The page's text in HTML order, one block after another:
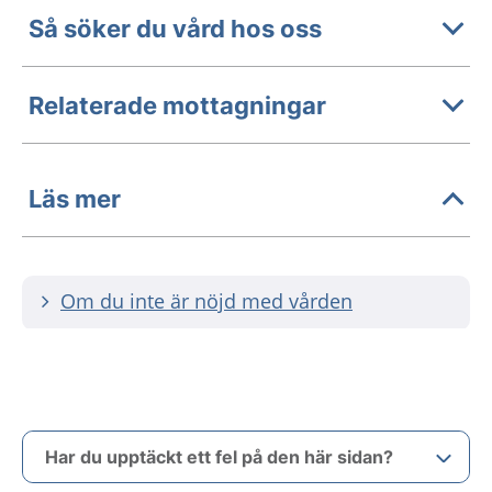
Så söker du vård hos oss
Relaterade mottagningar
Läs mer
Om du inte är nöjd med vården
Har du upptäckt ett fel på den här sidan?